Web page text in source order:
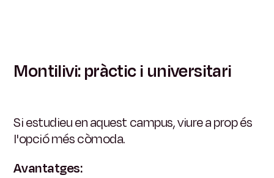
Montilivi: pràctic i universitari
Si estudieu en aquest campus, viure a prop és
l'opció més còmoda.
Avantatges: